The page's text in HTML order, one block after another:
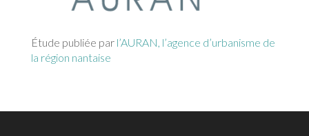
Étude publiée par l’AURAN, l’agence d’urbanisme de
la région nantaise